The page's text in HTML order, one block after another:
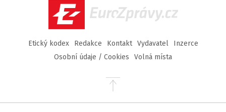
EuroZprávy.cz
Etický kodex Redakce Kontakt Vydavatel
Inzerce
Osobní údaje / Cookies
Volná místa
Přejít
stránky